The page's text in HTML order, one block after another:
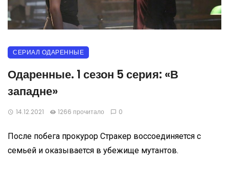
СЕРИАЛ ОДАРЕННЫЕ
Одаренные. 1 сезон 5 серия: «В
западне»
14.12.2021 1266 прочитало 0
После побега прокурор Стракер воссоединяется с
семьей и оказывается в убежище мутантов.